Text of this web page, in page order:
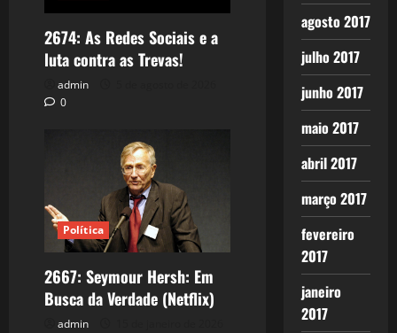
2674: As Redes Sociais e a
luta contra as Trevas!
admin
0
Política
2667: Seymour Hersh: Em
Busca da Verdade (Netflix)
admin
agosto 2017
julho 2017
junho 2017
maio 2017
abril 2017
março 2017
fevereiro
2017
janeiro
2017